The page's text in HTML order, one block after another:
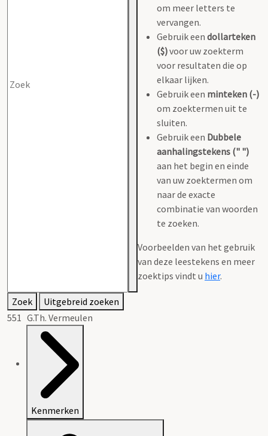
om meer letters te
vervangen.
Gebruik een dollarteken
($)voor uw zoekterm
voor resultaten die op
elkaar lijken.
Gebruik een minteken (-)
om zoektermen uit te
sluiten.
Gebruik een Dubbele
aanhalingstekens (" ")
aan het begin en einde
van uw zoektermen om
naar de exacte
combinatie van woorden
te zoeken.
Voorbeelden van het gebruik
van deze leestekens en meer
zoektips vindt u hier.
Zoek
Uitgebreid zoeken
551 G.Th. Vermeulen
Kenmerken